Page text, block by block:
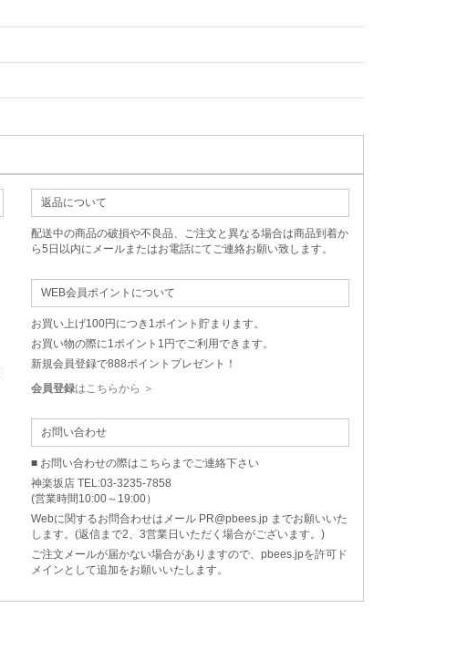
返品について
配送中の商品の破損や不良品、ご注文と異なる場合は商品到着か
ら5日以内にメールまたはお電話にてご連絡お願い致します。
WEB会員ポイントについて
お買い上げ100円につき1ポイント貯まります。
お買い物の際に1ポイント1円でご利用できます。
新規会員登録で888ポイントプレゼント！
会員登録はこちらから ＞
お問い合わせ
■ お問い合わせの際はこちらまでご連絡下さい
神楽坂店 TEL:03-3235-7858
(営業時間10:00～19:00）
Webに関するお問合わせはメール PR@pbees.jp までお願いいた
します。(返信まで2、3営業日いただく場合がございます。)
ご注文メールが届かない場合がありますので、pbees.jpを許可ド
メインとして追加をお願いいたします。